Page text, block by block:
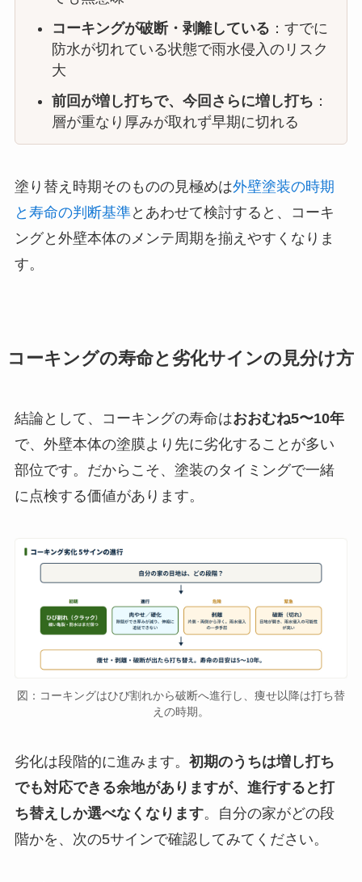
コーキングが破断・剥離している ：すでに
防水が切れている状態で雨水侵入のリスク
大
前回が増し打ちで、今回さらに増し打ち ：
層が重なり厚みが取れず早期に切れる
塗り替え時期そのものの見極めは外壁塗装の時期
と寿命の判断基準とあわせて検討すると、コーキ
ングと外壁本体のメンテ周期を揃えやすくなりま
す。
コーキングの寿命と劣化サインの見分け方
結論として、コーキングの寿命はおおむね5〜10年
で、外壁本体の塗膜より先に劣化することが多い
部位です。だからこそ、塗装のタイミングで一緒
に点検する価値があります。
図：コーキングはひび割れから破断へ進行し、痩せ以降は打ち替
えの時期。
劣化は段階的に進みます。 初期のうちは増し打ち
でも対応できる余地がありますが、進行すると打
ち替えしか選べなくなります。自分の家がどの段
階かを、次の5サインで確認してみてください。